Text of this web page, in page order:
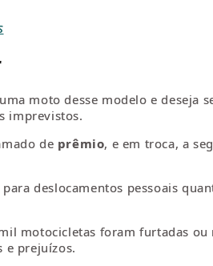
moto desse modelo e deseja
imprevistos.
de prêmio, e em troca, a
deslocamentos pessoais
motocicletas foram furtadas ou
e prejuízos.